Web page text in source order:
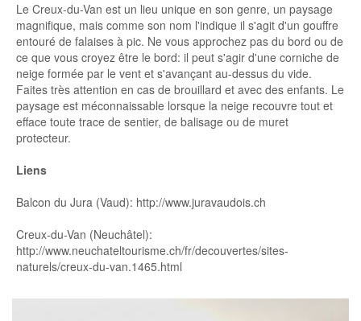
Le Creux-du-Van est un lieu unique en son genre, un paysage
magnifique, mais comme son nom l'indique il s'agit d'un gouffre
entouré de falaises à pic. Ne vous approchez pas du bord ou de
ce que vous croyez être le bord: il peut s'agir d'une corniche de
neige formée par le vent et s'avançant au-dessus du vide.
Faites très attention en cas de brouillard et avec des enfants. Le
paysage est méconnaissable lorsque la neige recouvre tout et
efface toute trace de sentier, de balisage ou de muret
protecteur.
Liens
Balcon du Jura (Vaud): http://www.juravaudois.ch
Creux-du-Van (Neuchâtel):
http://www.neuchateltourisme.ch/fr/decouvertes/sites-
naturels/creux-du-van.1465.html